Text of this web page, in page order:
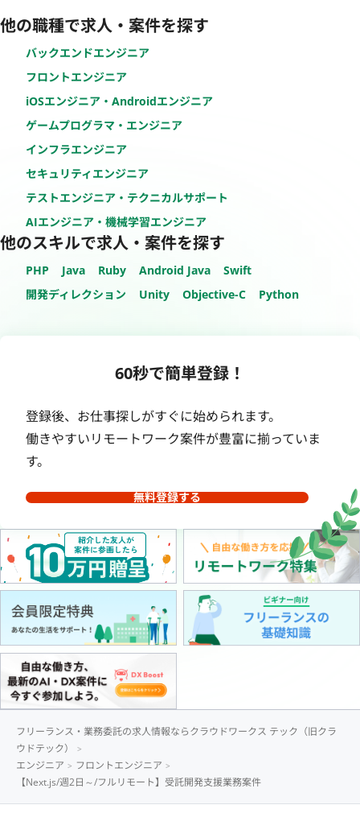
他の職種で求人・案件を探す
バックエンドエンジニア
フロントエンジニア
iOSエンジニア・Androidエンジニア
ゲームプログラマ・エンジニア
インフラエンジニア
セキュリティエンジニア
テストエンジニア・テクニカルサポート
AIエンジニア・機械学習エンジニア
他のスキルで求人・案件を探す
PHP Java Ruby Android Java
Swift
開発ディレクション
Unity Objective-C Python
60秒で簡単登録！
登録後、お仕事探しがすぐに始められます。
働きやすいリモートワーク案件が豊富に揃っていま
す。
無料登録する
フリーランス・業務委託の求人情報ならクラウドワークス テック（旧クラ
ウドテック）
エンジニア
フロントエンジニア
【Next.js/週2日～/フルリモート】受託開発支援業務案件